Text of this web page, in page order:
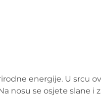
energije. U srcu
nosu se osjete slane i